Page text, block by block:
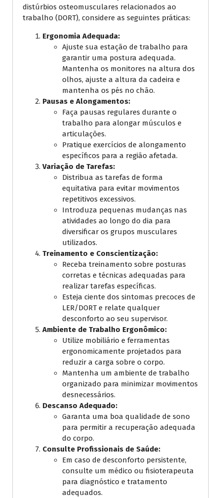
distúrbios osteomusculares relacionados ao
trabalho (DORT), considere as seguintes práticas:
Ergonomia Adequada:
Ajuste sua estação de trabalho para
garantir uma postura adequada.
Mantenha os monitores na altura dos
olhos, ajuste a altura da cadeira e
mantenha os pés no chão.
Pausas e Alongamentos:
Faça pausas regulares durante o
trabalho para alongar músculos e
articulações.
Pratique exercícios de alongamento
específicos para a região afetada.
Variação de Tarefas:
Distribua as tarefas de forma
equitativa para evitar movimentos
repetitivos excessivos.
Introduza pequenas mudanças nas
atividades ao longo do dia para
diversificar os grupos musculares
utilizados.
Treinamento e Conscientização:
Receba treinamento sobre posturas
corretas e técnicas adequadas para
realizar tarefas específicas.
Esteja ciente dos sintomas precoces de
LER/DORT e relate qualquer
desconforto ao seu supervisor.
Ambiente de Trabalho Ergonômico:
Utilize mobiliário e ferramentas
ergonomicamente projetados para
reduzir a carga sobre o corpo.
Mantenha um ambiente de trabalho
organizado para minimizar movimentos
desnecessários.
Descanso Adequado:
Garanta uma boa qualidade de sono
para permitir a recuperação adequada
do corpo.
Consulte Profissionais de Saúde:
Em caso de desconforto persistente,
consulte um médico ou fisioterapeuta
para diagnóstico e tratamento
adequados.